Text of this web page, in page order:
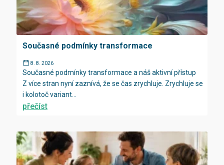
Současné podmínky transformace
8. 8. 2026
Současné podmínky transformace a náš aktivní přístup
Z více stran nyní zaznívá, že se čas zrychluje. Zrychluje se
i kolotoč variant...
přečíst